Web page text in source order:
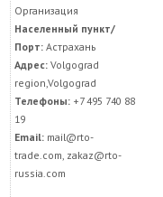
Организация
Населенный пункт/
Порт:Астрахань
Адрес:Volgograd
region,Volgograd
Телефоны:+7 495 740 88
19
Email:mail@rto-
trade.com, zakaz@rto-
russia.com